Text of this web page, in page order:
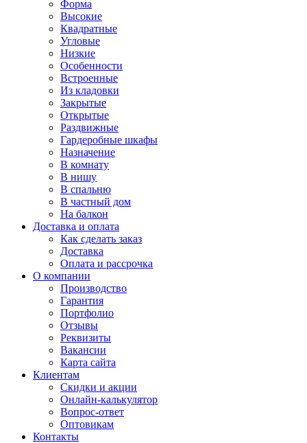
Форма
Высокие
Квадратные
Угловые
Низкие
Особенности
Встроенные
Из кладовки
Закрытые
Открытые
Раздвижные
Гардеробные шкафы
Назначение
В комнату
В нишу
В спальню
В частный дом
На балкон
Доставка и оплата
Как сделать заказ
Доставка
Оплата и рассрочка
О компании
Производство
Гарантия
Портфолио
Отзывы
Реквизиты
Вакансии
Карта сайта
Клиентам
Скидки и акции
Онлайн-калькулятор
Вопрос-ответ
Оптовикам
Контакты